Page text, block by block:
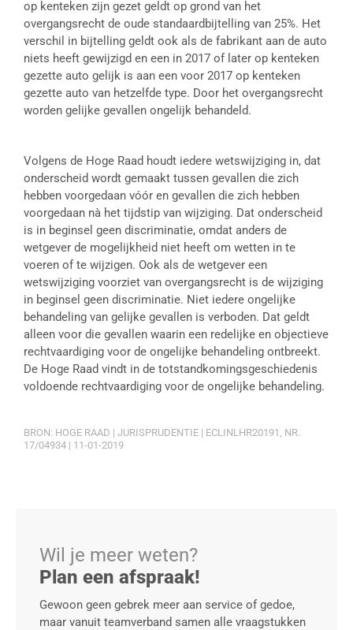
op kenteken zijn gezet geldt op grond van het
overgangsrecht de oude standaardbijtelling van 25%. Het
verschil in bijtelling geldt ook als de fabrikant aan de auto
niets heeft gewijzigd en een in 2017 of later op kenteken
gezette auto gelijk is aan een voor 2017 op kenteken
gezette auto van hetzelfde type. Door het overgangsrecht
worden gelijke gevallen ongelijk behandeld.
Volgens de Hoge Raad houdt iedere wetswijziging in, dat
onderscheid wordt gemaakt tussen gevallen die zich
hebben voorgedaan vóór en gevallen die zich hebben
voorgedaan nà het tijdstip van wijziging. Dat onderscheid
is in beginsel geen discriminatie, omdat anders de
wetgever de mogelijkheid niet heeft om wetten in te
voeren of te wijzigen. Ook als de wetgever een
wetswijziging voorziet van overgangsrecht is de wijziging
in beginsel geen discriminatie. Niet iedere ongelijke
behandeling van gelijke gevallen is verboden. Dat geldt
alleen voor die gevallen waarin een redelijke en objectieve
rechtvaardiging voor de ongelijke behandeling ontbreekt.
De Hoge Raad vindt in de totstandkomingsgeschiedenis
voldoende rechtvaardiging voor de ongelijke behandeling.
BRON: HOGE RAAD | JURISPRUDENTIE | ECLINLHR20191, NR.
17/04934 | 11-01-2019
Wil je meer weten?
Plan een afspraak!
Gewoon geen gebrek meer aan service of gedoe,
maar vanuit teamverband samen alle vraagstukken